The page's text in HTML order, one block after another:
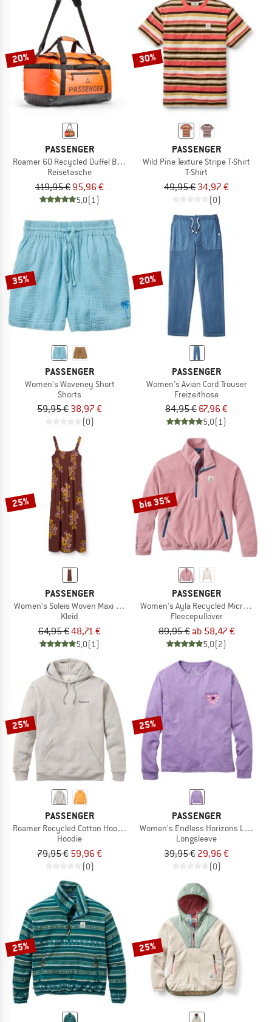
20%
PASSENGER
Roamer 60 Recycled Duffel Bag 2.0
Reisetasche
119,95 € 95,96 €
5,0(1)
30%
PASSENGER
Wild Pine Texture Stripe T-Shirt
T-Shirt
49,95 € 34,97 €
(0)
35%
PASSENGER
Women's Waveney Short
Shorts
59,95 € 38,97 €
(0)
20%
PASSENGER
Women's Avian Cord Trouser
Freizeithose
84,95 € 67,96 €
5,0(1)
25%
PASSENGER
Women's Soleis Woven Maxi Dress
Kleid
64,95 €48,71 €
5,0(1)
bis 35%
PASSENGER
Women's Ayla Recycled Micro
Fleecepullover
89,95 € ab 58,47 €
5,0(2)
25%
PASSENGER
Roamer Recycled Cotton Hoodie
Hoodie
79,95 € 59,96 €
(0)
25%
PASSENGER
Women's Endless Horizons L/S T-
Longsleeve
39,95 € 29,96 €
(0)
25% 25%